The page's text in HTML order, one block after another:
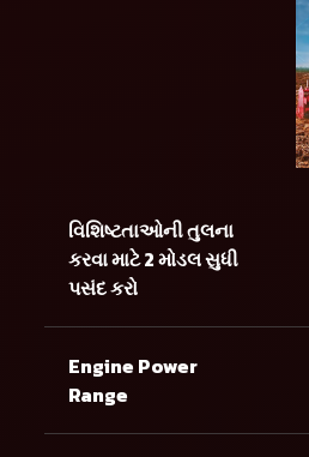
વિશિષ્ટતાઓની તુલના
કરવા માટે 2 મોડલ સુધી
પસંદ કરો
Engine Power
Range